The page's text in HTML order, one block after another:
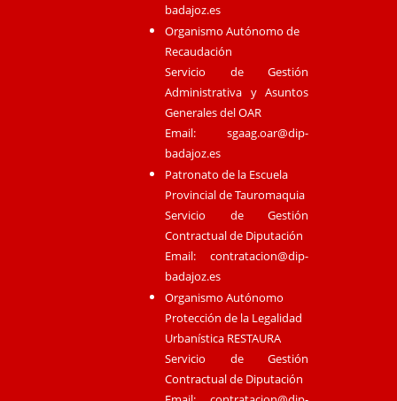
badajoz.es
Organismo Autónomo de
Recaudación
Servicio de Gestión
Administrativa y Asuntos
Generales del OAR
Email:sgaag.oar@dip-
badajoz.es
Patronato de la Escuela
Provincial de Tauromaquia
Servicio de Gestión
Contractual de Diputación
Email:contratacion@dip-
badajoz.es
Organismo Autónomo
Protección de la Legalidad
Urbanística RESTAURA
Servicio de Gestión
Contractual de Diputación